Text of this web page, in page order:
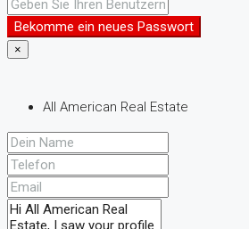
Bekomme ein neues Passwort
×
All American Real Estate